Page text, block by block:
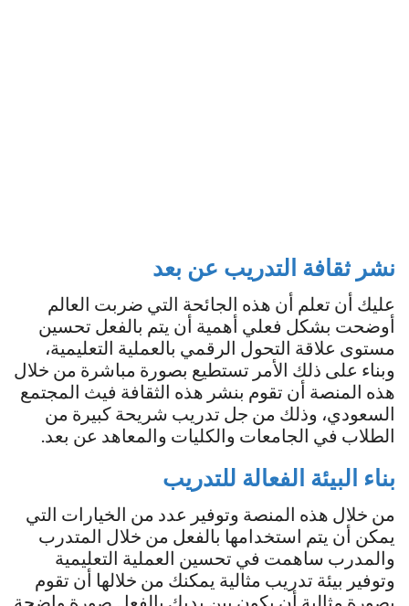
نشر ثقافة التدريب عن بعد
عليك أن تعلم أن هذه الجائحة التي ضربت العالم
أوضحت بشكل فعلي أهمية أن يتم بالفعل تحسين
مستوى علاقة التحول الرقمي بالعملية التعليمية،
وبناء على ذلك الأمر تستطيع بصورة مباشرة من خلال
هذه المنصة أن تقوم بنشر هذه الثقافة فيث المجتمع
السعودي، وذلك من جل تدريب شريحة كبيرة من
الطلاب في الجامعات والكليات والمعاهد عن بعد.
بناء البيئة الفعالة للتدريب
من خلال هذه المنصة وتوفير عدد من الخيارات التي
يمكن أن يتم استخدامها بالفعل من خلال المتدرب
والمدرب ساهمت في تحسين العملية التعليمية
وتوفير بيئة تدريب مثالية يمكنك من خلالها أن تقوم